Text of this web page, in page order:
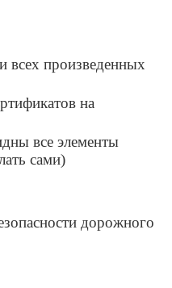
всех произведенных
на
все элементы
сами)
дорожного